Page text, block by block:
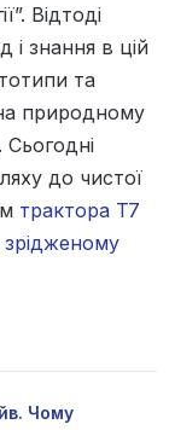
Відтоді
і знання в цій
та
природному
до чистої
трактора T7
Чому